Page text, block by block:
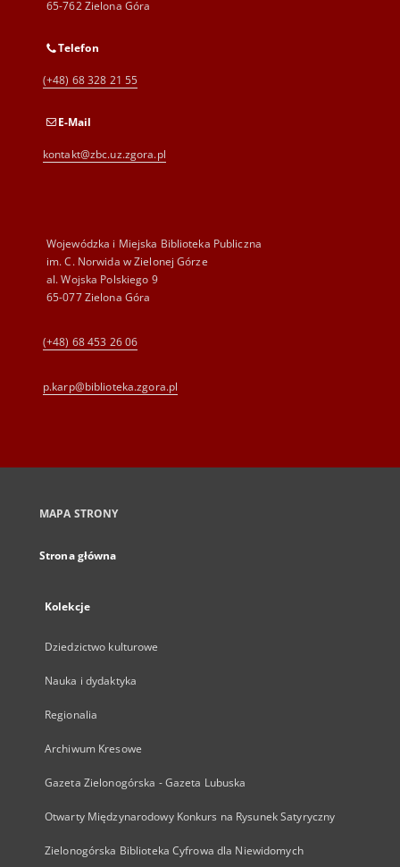
65-762 Zielona Góra
Telefon
(+48) 68 328 21 55
E-Mail
kontakt@zbc.uz.zgora.pl
Wojewódzka i Miejska Biblioteka Publiczna
im. C. Norwida w Zielonej Górze
al. Wojska Polskiego 9
65-077 Zielona Góra
(+48) 68 453 26 06
p.karp@biblioteka.zgora.pl
MAPA STRONY
Strona główna
Kolekcje
Dziedzictwo kulturowe
Nauka i dydaktyka
Regionalia
Archiwum Kresowe
Gazeta Zielonogórska - Gazeta Lubuska
Otwarty Międzynarodowy Konkurs na Rysunek Satyryczny
Zielonogórska Biblioteka Cyfrowa dla Niewidomych